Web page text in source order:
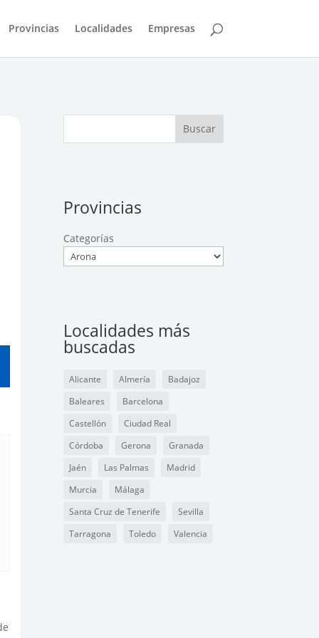
Provincias Localidades Empresas
Buscar
Provincias
Categorías
Localidades más
buscadas
Alicante Almería
Badajoz
Baleares
Barcelona
Castellón
Ciudad Real
Córdoba
Gerona
Granada
Jaén
Las Palmas
Madrid
Murcia
Málaga
Santa Cruz de Tenerife
Sevilla
Tarragona
Toledo Valencia